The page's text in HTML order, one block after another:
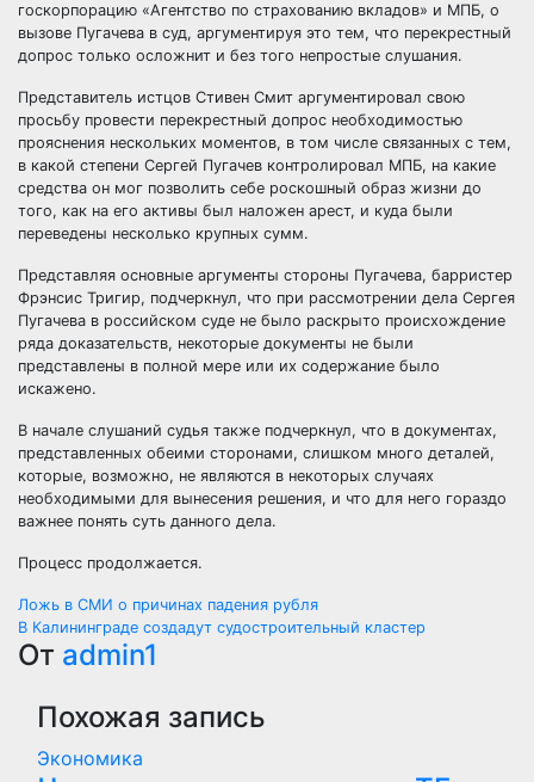
госкорпорацию «Агентство по страхованию вкладов» и МПБ, о
вызове Пугачева в суд, аргументируя это тем, что перекрестный
допрос только осложнит и без того непростые слушания.
Представитель истцов Стивен Смит аргументировал свою
просьбу провести перекрестный допрос необходимостью
прояснения нескольких моментов, в том числе связанных с тем,
в какой степени Сергей Пугачев контролировал МПБ, на какие
средства он мог позволить себе роскошный образ жизни до
того, как на его активы был наложен арест, и куда были
переведены несколько крупных сумм.
Представляя основные аргументы стороны Пугачева, барристер
Фрэнсис Тригир, подчеркнул, что при рассмотрении дела Сергея
Пугачева в российском суде не было раскрыто происхождение
ряда доказательств, некоторые документы не были
представлены в полной мере или их содержание было
искажено.
В начале слушаний судья также подчеркнул, что в документах,
представленных обеими сторонами, слишком много деталей,
которые, возможно, не являются в некоторых случаях
необходимыми для вынесения решения, и что для него гораздо
важнее понять суть данного дела.
Процесс продолжается.
Навигация
по
записям
Ложь в СМИ о причинах падения рубля
В Калининграде создадут судостроительный кластер
От admin1
Похожая запись
Экономика